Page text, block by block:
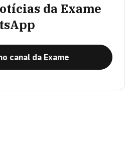
da Exame
canal da Exame